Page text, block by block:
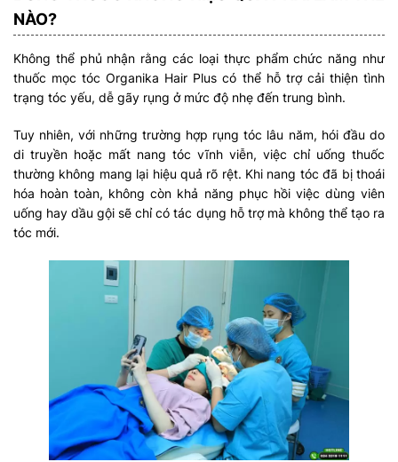
NÀO?
Không thể phủ nhận rằng các loại thực phẩm chức năng như
thuốc mọc tóc Organika Hair Plus có thể hỗ trợ cải thiện tình
trạng tóc yếu, dễ gãy rụng ở mức độ nhẹ đến trung bình.
Tuy nhiên, với những trường hợp rụng tóc lâu năm, hói đầu do
di truyền hoặc mất nang tóc vĩnh viễn, việc chỉ uống thuốc
thường không mang lại hiệu quả rõ rệt. Khi nang tóc đã bị thoái
hóa hoàn toàn, không còn khả năng phục hồi việc dùng viên
uống hay dầu gội sẽ chỉ có tác dụng hỗ trợ mà không thể tạo ra
tóc mới.